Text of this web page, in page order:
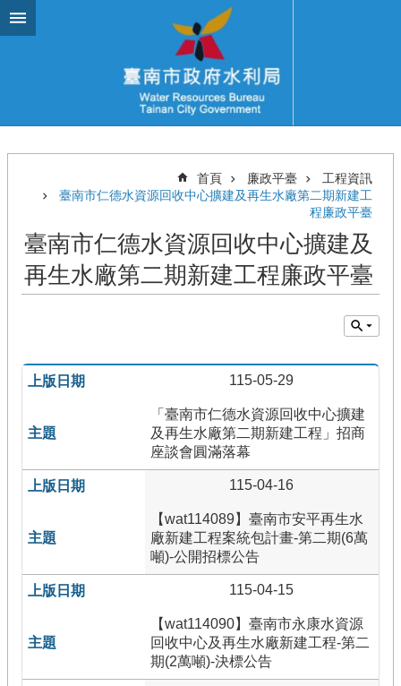
跳到主要內容區塊
首頁 廉政平臺
工程資訊
臺南市仁德水資源回收中心擴建及再生水廠第二期新建工
程廉政平臺
臺南市仁德水資源回收中心擴建及
再生水廠第二期新建工程廉政平臺
115-05-29
「臺南市仁德水資源回收中心擴建
及再生水廠第二期新建工程」招商
座談會圓滿落幕
115-04-16
【wat114089】臺南市安平再生水
廠新建工程案統包計畫-第二期(6萬
噸)-公開招標公告
115-04-15
【wat114090】臺南市永康水資源
回收中心及再生水廠新建工程-第二
期(2萬噸)-決標公告